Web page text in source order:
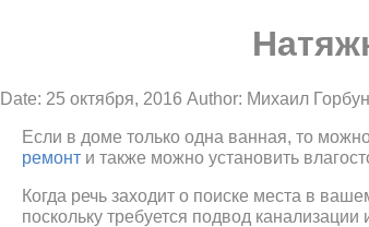
Date: 25 октября, 2016 Author: Михаил
Если в доме только одна ванная, то
ремонт и также можно установить
Когда речь заходит о поиске места в
поскольку требуется подвод